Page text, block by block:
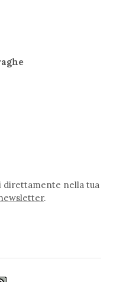
direttamente nella tua
.